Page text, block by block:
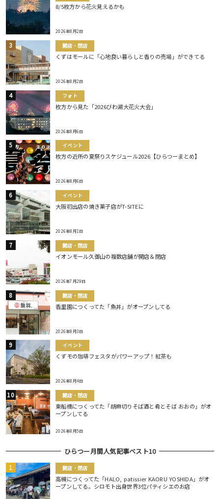
8/5枚方から花火見えるかも
2026年8月2日
開店・閉店
くずはモールに「心地良い暮らしと香りの売場」ができてる
2026年8月2日
フォト
枚方から見た「2026びわ湖大花火大会」
2026年8月6日
イベント
枚方の近所の夏祭りスケジュール2026【ひらつーまとめ】
2026年8月6日
イベント
大阪初出店の焼き菓子店がT-SITEに
2026年8月1日
開店・閉店
イオンモール久御山の複数店舗が開店＆閉店
2026年7月29日
開店・閉店
香里園につくってた「魚丼」がオープンしてる
2026年8月3日
イベント
くずモの珈琲フェスタがパワーアップ！紅茶も
2026年8月4日
開店・閉店
東船橋につくってた「胡麻切りそば酒と肴とそば おおの」がオ
ープンしてる
2026年8月5日
ひらつー月間人気記事ベスト10
開店・閉店
高槻につくってた「HALO, patissier KAORU YOSHIDA」がオ
ープンしてる。シロモト出身世界3位パティシエのお店